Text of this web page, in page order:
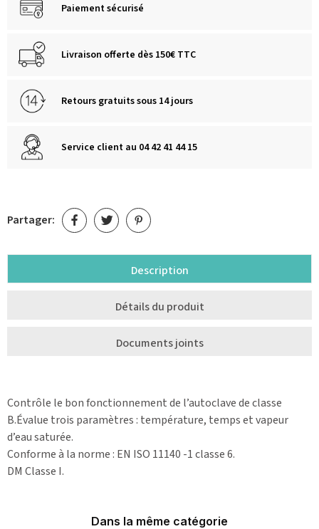
Paiement sécurisé
Livraison offerte dès 150€ TTC
Retours gratuits sous 14 jours
Service client au 04 42 41 44 15
Partager:
Description
Détails du produit
Documents joints
Contrôle le bon fonctionnement de l’autoclave de classe
B.Évalue trois paramètres : température, temps et vapeur
d’eau saturée.
Conforme à la norme : EN ISO 11140 -1 classe 6.
DM Classe I.
Dans la même catégorie